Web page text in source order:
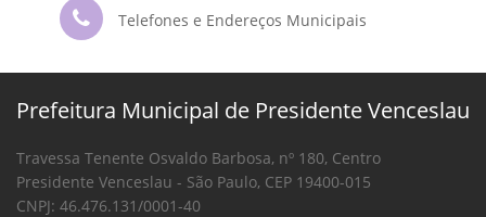
Telefones e Endereços Municipais
Prefeitura Municipal de Presidente Venceslau
Travessa Tenente Osvaldo Barbosa, nº 180, Centro
Presidente Venceslau - São Paulo, CEP 19400-015
CNPJ: 46.476.131/0001-40